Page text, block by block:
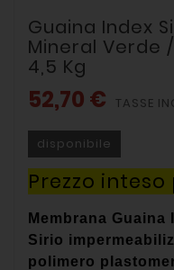
Guaina Index
Mineral Verde
4,5 Kg
52,70 € TASSE
disponibile
Prezzo
Membrana Guaina
Sirio
polimero